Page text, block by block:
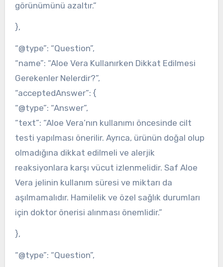
görünümünü azaltır.”
},
“@type”: “Question”,
“name”: “Aloe Vera Kullanırken Dikkat Edilmesi
Gerekenler Nelerdir?”,
“acceptedAnswer”: {
“@type”: “Answer”,
“text”: “Aloe Vera’nın kullanımı öncesinde cilt
testi yapılması önerilir. Ayrıca, ürünün doğal olup
olmadığına dikkat edilmeli ve alerjik
reaksiyonlara karşı vücut izlenmelidir. Saf Aloe
Vera jelinin kullanım süresi ve miktarı da
aşılmamalıdır. Hamilelik ve özel sağlık durumları
için doktor önerisi alınması önemlidir.”
},
“@type”: “Question”,